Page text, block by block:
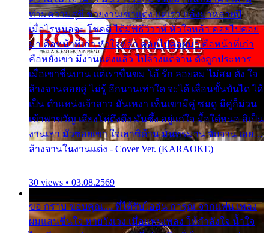
ท่ามความสุขี ช่วยงานเขาแต่ง แต่เรา แล้งมาหลายปี
เมื่อไรหนอจะ โชคดี ได้มีพิธีวิวาห์ หัวใจหล้า คอยไปคอย
มา คือหน้าที่เก่า หัวใจหล้า คอยไปคอยมา คือหน้าที่เก่า
คือหยังเขา มีงานแต่งแล้ว ไปล้างแต่จาน ดั่งถูกประหาร
เมื่อเขาชื่นบาน แต่เราขื่นขม โอ้ รัก ลอยลม ไม่สม ดัง ใจ
ล้างจานคอยคู่ ไม่รู้ อีกนานเท่าใด จะได้ เลื่อนขั้นบันได ได้
เป็น ตำแหน่งเจ้าสาว มันเหงา เห็นเขามีคู่ ซมดู มีคู่ก็ม่วน
เข้าพาขวัญ เสียงโห่ตึงตึง มันซึ้ง อยู่แก่ใจ มื้อใด๋หนอ สิเป็น
งานเฮา มัวซอยเขา ใจเฮาซิด้าน มันทรมาน จับจาน เอย…
ล้างจานในงานแต่ง - Cover Ver. (KARAOKE)
30 views • 03.08.2569
ขอ กราบ ขอบคุณ.... ที่ได้รับไออุ่น การุณ จากแฟน เพลง
ผมแสนชื่นใจ หายวังเวง เมื่อแฟนเพลง ให้กำลังใจ น้ำใจ